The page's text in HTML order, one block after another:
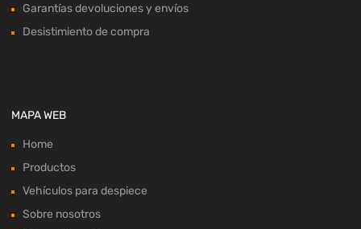
Garantías devoluciones y envíos
Desistimiento de compra
MAPA WEB
Home
Productos
Vehículos para despiece
Sobre nosotros